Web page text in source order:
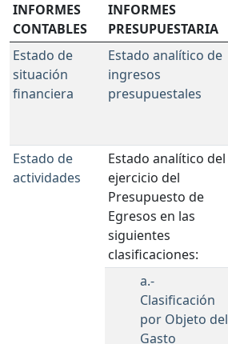
INFORMES
CONTABLES
INFORMES
PRESUPUESTARIA
Estado de
situación
financiera
Estado analítico de
ingresos
presupuestales
Estado de
actividades
Estado analítico del
ejercicio del
Presupuesto de
Egresos en las
siguientes
clasificaciones:
a.-
Clasificación
por Objeto del
Gasto